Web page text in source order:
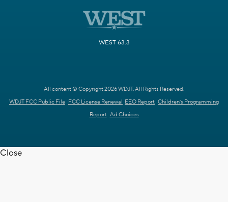
WEST 63.3
All content © Copyright 2026 WDJT. All Rights Reserved.
WDJT FCC Public File FCC License Renewal EEO Report Children's Programming
Report Ad Choices
Close